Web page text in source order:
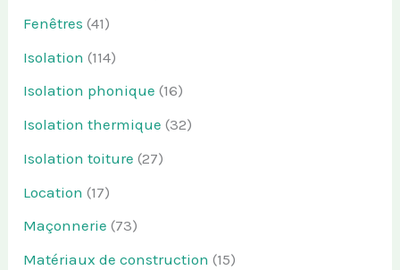
Fenêtres (41)
Isolation (114)
Isolation phonique (16)
Isolation thermique (32)
Isolation toiture (27)
Location (17)
Maçonnerie (73)
Matériaux de construction (15)